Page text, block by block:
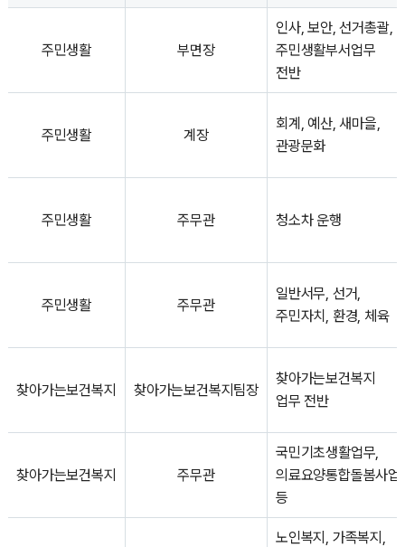
주민생활 부면장
인사, 보안, 선거총괄,
주민생활부서업무
전반
주민생활 계장
회계, 예산, 새마을,
관광문화
주민생활 주무관 청소차 운행
주민생활 주무관
일반서무, 선거,
주민자치, 환경, 체육
찾아가는보건복지 찾아가는보건복지팀장
찾아가는보건복지
업무 전반
찾아가는보건복지 주무관
국민기초생활업무,
의료요양통합돌봄사업
등
노인복지, 가족복지,